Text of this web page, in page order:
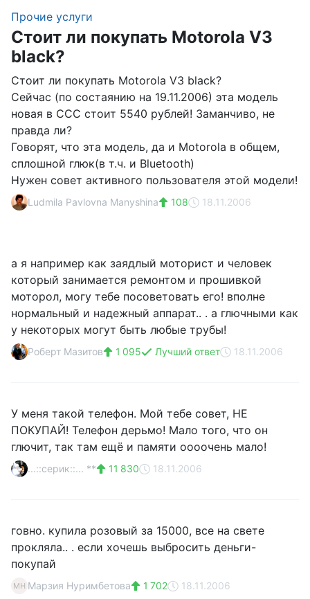
Прочие услуги
Стоит ли покупать Motorola V3
black?
Стоит ли покупать Motorola V3 black?
Сейчас (по состаянию на 19.11.2006) эта модель
новая в ССС стоит 5540 рублей! Заманчиво, не
правда ли?
Говорят, что эта модель, да и Motorola в общем,
сплошной глюк(в т.ч. и Bluetooth)
Нужен совет активного пользователя этой модели!
Ludmila Pavlovna Manyshina 108 18.11.2006
а я например как заядлый моторист и человек
который занимается ремонтом и прошивкой
моторол, могу тебе посоветовать его! вполне
нормальный и надежный аппарат.. . а глючными как
у некоторых могут быть любые трубы!
Роберт Мазитов 1 095 Лучший ответ 18.11.2006
У меня такой телефон. Мой тебе совет, НЕ
ПОКУПАЙ! Телефон дерьмо! Мало того, что он
глючит, так там ещё и памяти оооочень мало!
...::серик::... ** 11 830 18.11.2006
говно. купила розовый за 15000, все на свете
прокляла.. . если хочешь выбросить деньги-
покупай
МН Марзия Нуримбетова 1 702 18.11.2006